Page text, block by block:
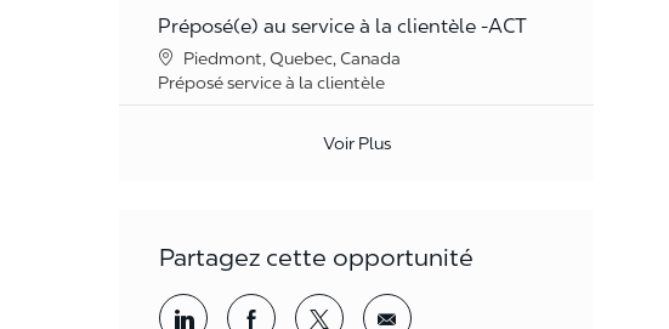
Préposé(e) au service à la clientèle -ACT
LieuPiedmont, Quebec, Canada
Catégorie
Préposé service à la clientèle
Voir Plus
Partagez cette opportunité
Partager par LinkedIn
Partager par Facebook
<span style='background-color:
<span style='background-